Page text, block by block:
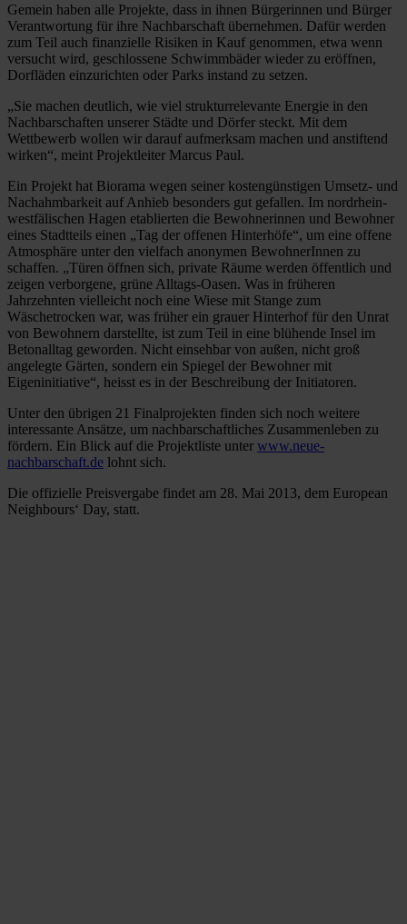
Gemein haben alle Projekte, dass in ihnen Bürgerinnen und Bürger
Verantwortung für ihre Nachbarschaft übernehmen. Dafür werden
zum Teil auch finanzielle Risiken in Kauf genommen, etwa wenn
versucht wird, geschlossene Schwimmbäder wieder zu eröffnen,
Dorfläden einzurichten oder Parks instand zu setzen.
„Sie machen deutlich, wie viel strukturrelevante Energie in den
Nachbarschaften unserer Städte und Dörfer steckt. Mit dem
Wettbewerb wollen wir darauf aufmerksam machen und anstiftend
wirken“, meint Projektleiter Marcus Paul.
Ein Projekt hat Biorama wegen seiner kostengünstigen Umsetz- und
Nachahmbarkeit auf Anhieb besonders gut gefallen. Im nordrhein-
westfälischen Hagen etablierten die Bewohnerinnen und Bewohner
eines Stadtteils einen „Tag der offenen Hinterhöfe“, um eine offene
Atmosphäre unter den vielfach anonymen BewohnerInnen zu
schaffen. „Türen öffnen sich, private Räume werden öffentlich und
zeigen verborgene, grüne Alltags-Oasen. Was in früheren
Jahrzehnten vielleicht noch eine Wiese mit Stange zum
Wäschetrocken war, was früher ein grauer Hinterhof für den Unrat
von Bewohnern darstellte, ist zum Teil in eine blühende Insel im
Betonalltag geworden. Nicht einsehbar von außen, nicht groß
angelegte Gärten, sondern ein Spiegel der Bewohner mit
Eigeninitiative“, heisst es in der Beschreibung der Initiatoren.
Unter den übrigen 21 Finalprojekten finden sich noch weitere
interessante Ansätze, um nachbarschaftliches Zusammenleben zu
fördern. Ein Blick auf die Projektliste unter www.neue-
nachbarschaft.de lohnt sich.
Die offizielle Preisvergabe findet am 28. Mai 2013, dem European
Neighbours‘ Day, statt.